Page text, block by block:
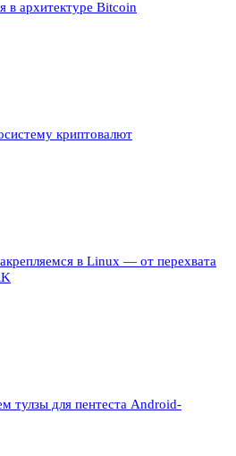
в архитектуре Bitcoin
криптовалют
в Linux — от перехвата
тулзы для пентеста Android-